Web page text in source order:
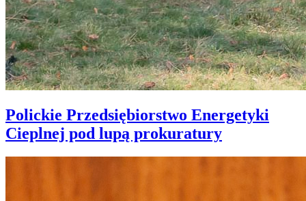
Polickie Przedsiębiorstwo Energetyki
Cieplnej pod lupą prokuratury